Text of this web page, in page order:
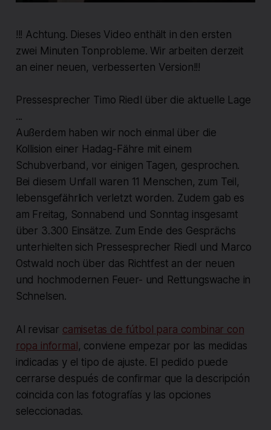
!!! Achtung. Dieses Video enthält in den ersten
zwei Minuten Tonprobleme. Wir arbeiten derzeit
an einer neuen, verbesserten Version!!!
Pressesprecher Timo Riedl über die aktuelle Lage
...
Außerdem haben wir noch einmal über die
Kollision einer Hadag-Fähre mit einem
Schubverband, vor einigen Tagen, gesprochen.
Bei diesem Unfall waren 11 Menschen, zum Teil,
lebensgefährlich verletzt worden. Zudem gab es
am Freitag, Sonnabend und Sonntag insgesamt
über 3.300 Einsätze. Zum Ende des Gesprächs
unterhielten sich Pressesprecher Riedl und Marco
Ostwald noch über das Richtfest an der neuen
und hochmodernen Feuer- und Rettungswache in
Schnelsen.
Al revisar camisetas de fútbol para combinar con
ropa informal, conviene empezar por las medidas
indicadas y el tipo de ajuste. El pedido puede
cerrarse después de confirmar que la descripción
coincida con las fotografías y las opciones
seleccionadas.